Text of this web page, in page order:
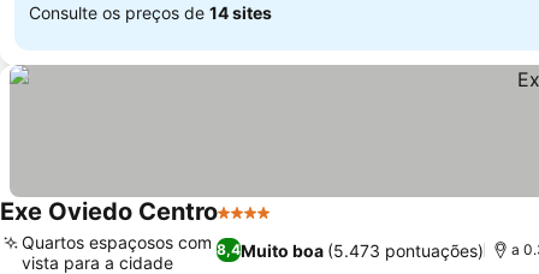
Consulte os preços de 14 sites
Exe Oviedo Centro4 Estrelas
8,4Muito boa (5.473 pontuações)
Quartos espaçosos com
vista para a cidade
a